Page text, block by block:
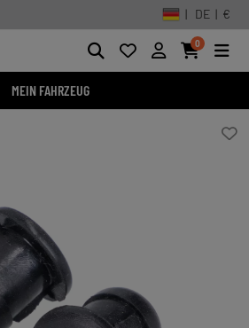
| DE | €
0
MEIN FAHRZEUG